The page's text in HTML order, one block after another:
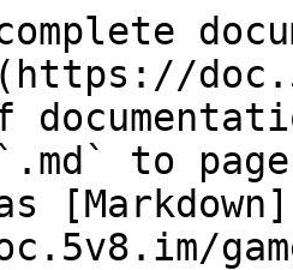
to
[Markdown]